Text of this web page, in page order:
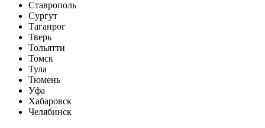
Ставрополь
Сургут
Таганрог
Тверь
Тольятти
Томск
Тула
Тюмень
Уфа
Хабаровск
Челябинск